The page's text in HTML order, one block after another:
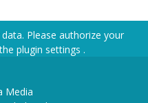
Please authorize your
plugin settings .
Media